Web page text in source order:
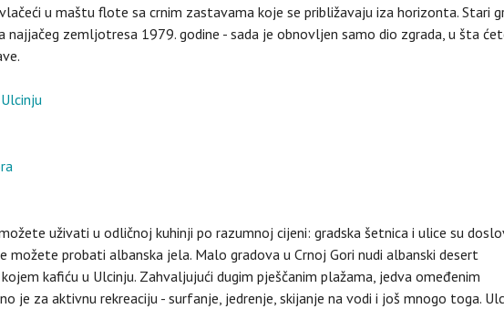
u maštu flote sa crnim zastavama koje se približavaju iza horizonta. Stari
najjačeg zemljotresa 1979. godine - sada je obnovljen samo dio zgrada, u šta
uživati u odličnoj kuhinji po razumnoj cijeni: gradska šetnica i ulice su
možete probati albanska jela. Malo gradova u Crnoj Gori nudi albanski desert
kafiću u Ulcinju. Zahvaljujući dugim pješčanim plažama, jedva omeđenim
je za aktivnu rekreaciju - surfanje, jedrenje, skijanje na vodi i još mnogo toga.